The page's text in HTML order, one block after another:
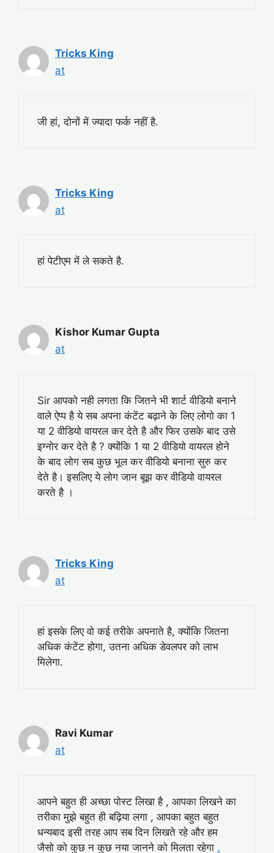
Tricks King
at
जी हां, दोनों में ज्यादा फर्क नहीं है.
Tricks King
at
हां पेटीएम में ले सकते है.
Kishor Kumar Gupta
at
Sir आपको नही लगता कि जितने भी शार्ट वीडियो बनाने
वाले ऐप्प है ये सब अपना कंटेंट बढ़ाने के लिए लोगो का 1
या 2 वीडियो वायरल कर देते है और फिर उसके बाद उसे
इग्नोर कर देते है ? क्योंकि 1 या 2 वीडियो वायरल होने
के बाद लोग सब कुछ भूल कर वीडियो बनाना सुरु कर
देते है। इसलिए ये लोग जान बूझ कर वीडियो वायरल
करते है ।
Tricks King
at
हां इसके लिए वो कई तरीके अपनाते है, क्योंकि जितना
अधिक कंटेंट होगा, उतना अधिक डेवलपर को लाभ
मिलेगा.
Ravi Kumar
at
आपने बहुत ही अच्छा पोस्ट लिखा है , आपका लिखने का
तरीका मुझे बहुत ही बढ़िया लगा , आपका बहुत बहुत
धन्यबाद इसी तरह आप सब दिन लिखते रहे और हम
जैसो को कुछ न कुछ नया जानने को मिलता रहेगा .